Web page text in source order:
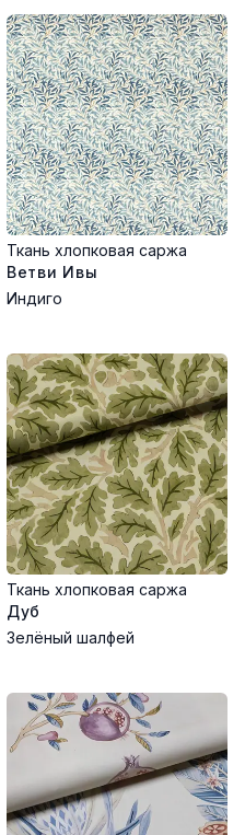
Ткань хлопковая саржа
Ветви Ивы
Индиго
Ткань хлопковая саржа
Дуб
Зелёный шалфей